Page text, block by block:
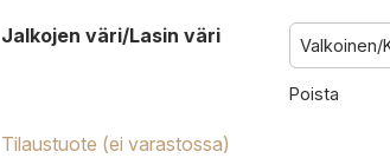
Jalkojen väri/Lasin väri
Poista
Tilaustuote (ei varastossa)